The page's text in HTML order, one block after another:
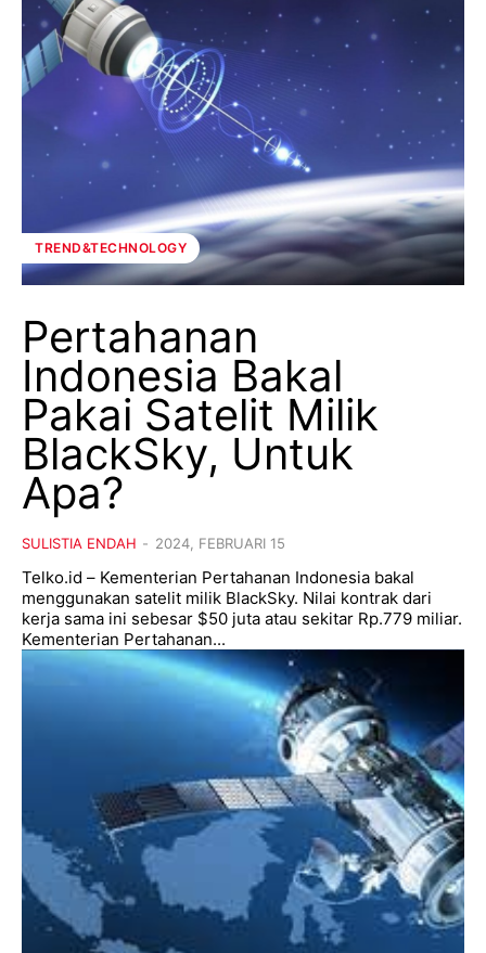
TREND&TECHNOLOGY
Pertahanan
Indonesia Bakal
Pakai Satelit Milik
BlackSky, Untuk
Apa?
SULISTIA ENDAH - 2024, FEBRUARI 15
Telko.id – Kementerian Pertahanan Indonesia bakal
menggunakan satelit milik BlackSky. Nilai kontrak dari
kerja sama ini sebesar $50 juta atau sekitar Rp.779 miliar.
Kementerian Pertahanan...